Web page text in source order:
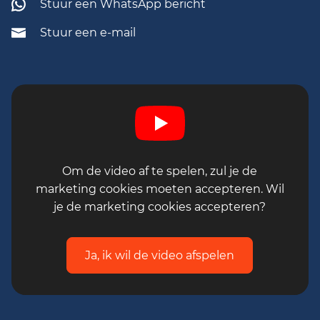
werken en plezier maken perfect
samengaan
maken graag kennis met je!
2026.
Stuur een WhatsApp bericht
Stuur een e-mail
Om de video af te spelen, zul je de
marketing cookies moeten accepteren. Wil
je de marketing cookies accepteren?
Ja, ik wil de video afspelen